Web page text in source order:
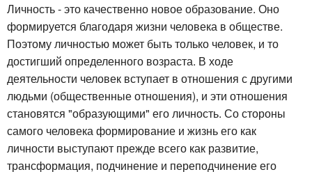
Личность - это качественно новое образование. Оно
формируется благодаря жизни человека в обществе.
Поэтому личностью может быть только человек, и то
достигший определенного возраста. В ходе
деятельности человек вступает в отношения с другими
людьми (общественные отношения), и эти отношения
становятся "образующими" его личность. Со стороны
самого человека формирование и жизнь его как
личности выступают прежде всего как развитие,
трансформация, подчинение и переподчинение его